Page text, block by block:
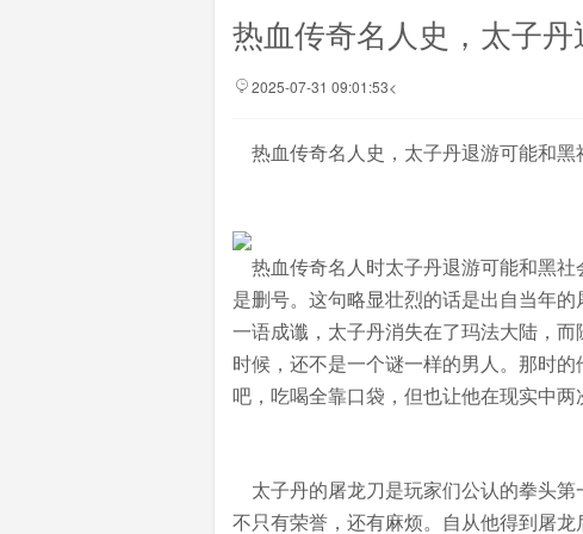
热血传奇名人史，太子丹
2025-07-31 09:01:53<
热血传奇名人史，太子丹退游可能和黑
热血传奇名人时太子丹退游可能和黑
是删号。这句略显壮烈的话是出自当年
一语成谶，太子丹消失在了玛法大陆，
时候，还不是一个谜一样的男人。那时
吧，吃喝全靠口袋，但也让他在现实中两
太子丹的屠龙刀是玩家们公认的拳头
不只有荣誉，还有麻烦。自从他得到屠